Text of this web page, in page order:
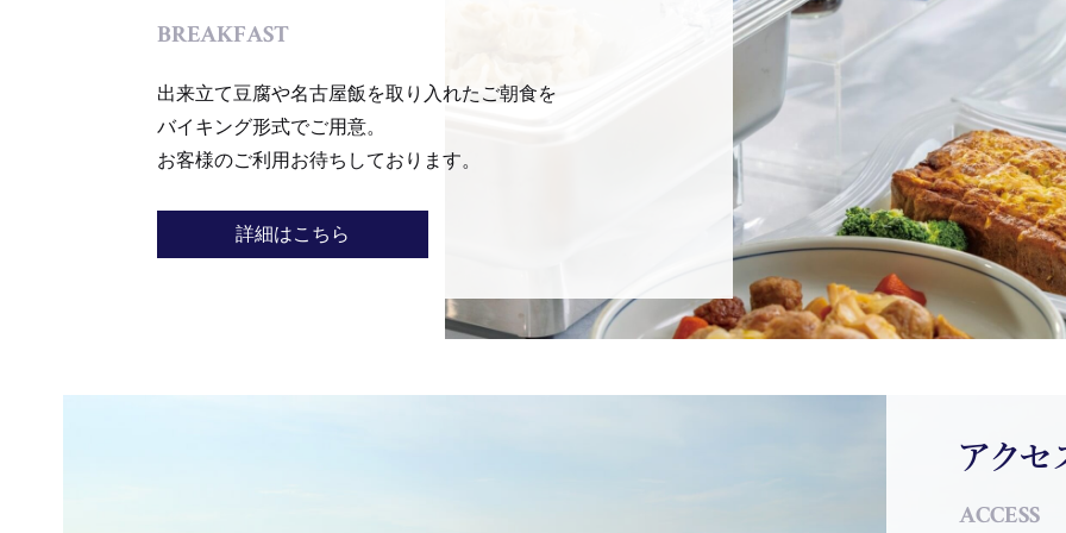
BREAKFAST
出来立て豆腐や名古屋飯を取り入れたご朝食を
バイキング形式でご用意。
お客様のご利用お待ちしております。
詳細はこちら
アクセ
ACCESS